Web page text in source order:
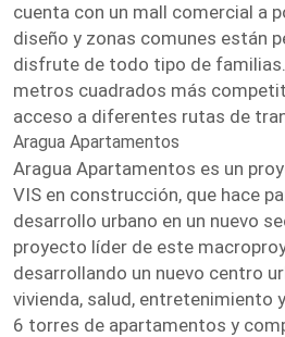
cuenta con un mall comercial a
diseño y zonas comunes están
disfrute de todo tipo de
metros cuadrados más
acceso a diferentes rutas de
Aragua Apartamentos
Aragua Apartamentos es un
VIS en construcción, que hace
desarrollo urbano en un nuevo
proyecto líder de este
desarrollando un nuevo centro
vivienda, salud, entretenimiento
6 torres de apartamentos y